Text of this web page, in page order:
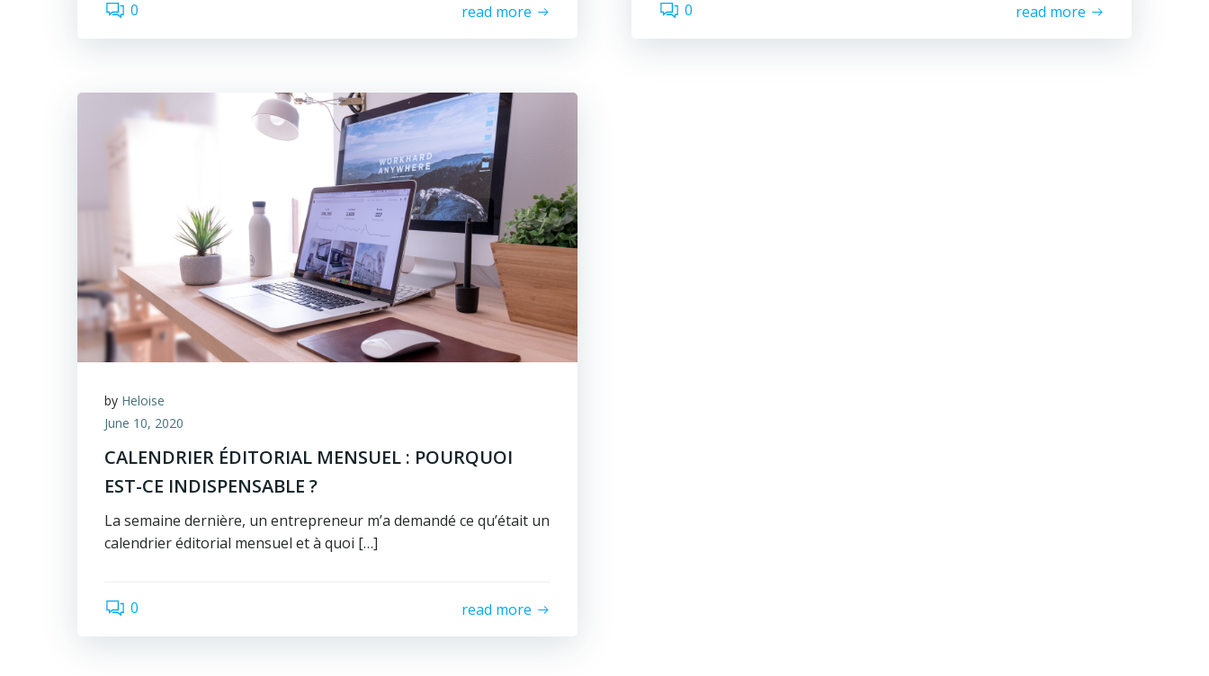
0 read more 0 read more
by Heloise
June 10, 2020
CALENDRIER ÉDITORIAL MENSUEL : POURQUOI
EST-CE INDISPENSABLE ?
La semaine dernière, un entrepreneur m’a demandé ce qu’était un
calendrier éditorial mensuel et à quoi […]
0 read more